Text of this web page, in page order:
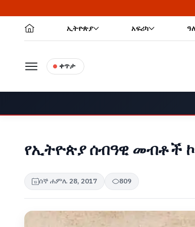
ኢትዮጵያ አፍሪካ
ቀጥታ
የኢትዮጵያ ሰብዓዊ መብቶች
ሰኞ ሐምሌ 28, 2017 809